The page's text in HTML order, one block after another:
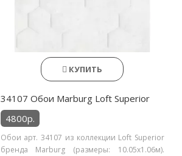
КУПИТЬ
34107 Обои Marburg Loft Superior
4800р.
Обои арт. 34107 из коллекции Loft Superior
бренда Marburg (размеры: 10.05х1.06м).